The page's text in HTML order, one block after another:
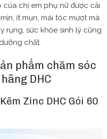
của chị em phụ nữ được cải
ít mụn, mái tóc mượt mà
rụng, sức khỏe sinh lý cũng
chất.
phẩm chăm sóc
DHC
Zinc DHC Gói 60